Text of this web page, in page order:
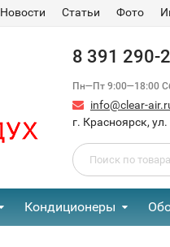
Новости Статьи Фото
8 391 290-
Пн—Пт 9:00—18:00
info@clear-
г. Красноярск,
Кондиционеры